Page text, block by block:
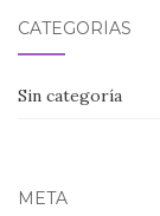
CATEGORÍAS
Sin categoría
META